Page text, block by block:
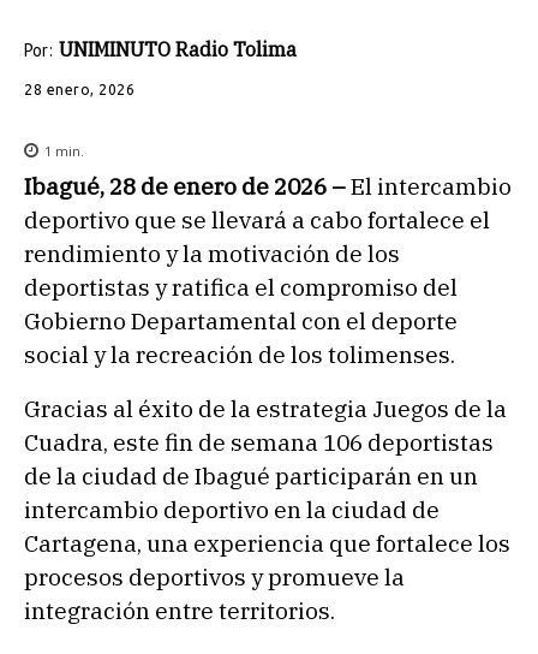
Por: UNIMINUTO Radio Tolima
28 enero, 2026
1 min.
Ibagué, 28 de enero de 2026 –El intercambio
deportivo que se llevará a cabo fortalece el
rendimiento y la motivación de los
deportistas y ratifica el compromiso del
Gobierno Departamental con el deporte
social y la recreación de los tolimenses.
Gracias al éxito de la estrategia Juegos de la
Cuadra, este fin de semana 106 deportistas
de la ciudad de Ibagué participarán en un
intercambio deportivo en la ciudad de
Cartagena, una experiencia que fortalece los
procesos deportivos y promueve la
integración entre territorios.